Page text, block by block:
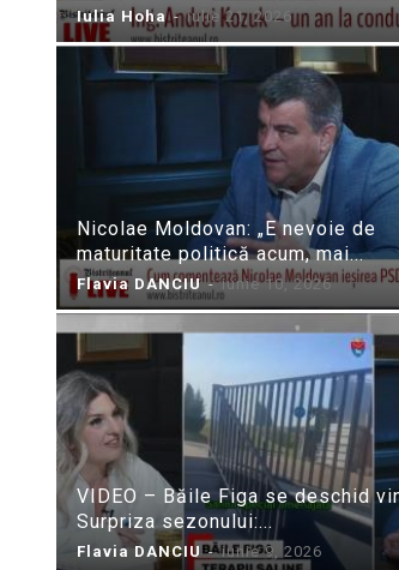
Iulia Hoha - iulie 21, 2026
Nicolae Moldovan: „E nevoie de
maturitate politică acum, mai...
Flavia DANCIU - iunie 10, 2026
VIDEO – Băile Figa se deschid
Surpriza sezonului:...
Flavia DANCIU - iunie 9, 2026